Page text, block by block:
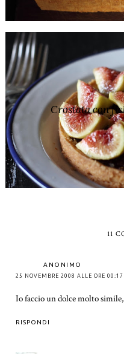
Crostata con
11
ANONIMO
25 NOVEMBRE 2008 ALLE ORE 00:17
Io faccio un dolce molto
RISPONDI